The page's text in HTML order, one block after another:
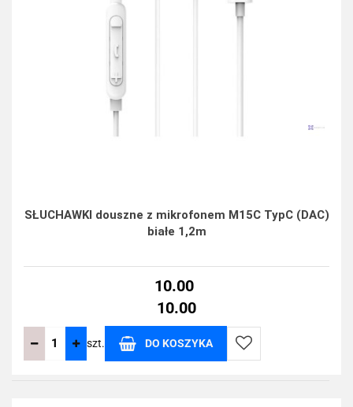
SŁUCHAWKI douszne z mikrofonem M15C TypC (DAC)
białe 1,2m
10.00
10.00
szt. DO KOSZYKA
Do